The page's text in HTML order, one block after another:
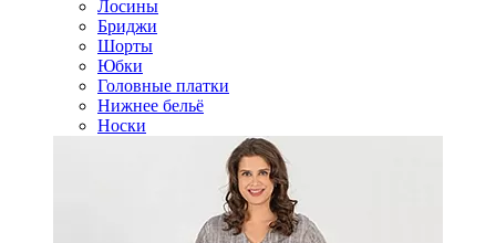
Лосины
Бриджи
Шорты
Юбки
Головные платки
Нижнее бельё
Носки